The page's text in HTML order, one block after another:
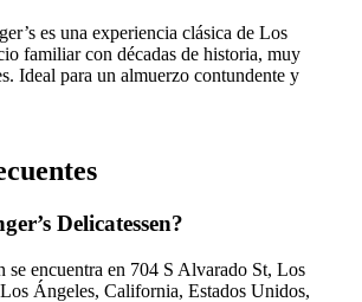
es una experiencia clásica de Los
familiar con décadas de historia, muy
Ideal para un almuerzo contundente y
Delicatessen?
se encuentra en 704 S Alvarado St, Los
Ángeles, California, Estados Unidos,